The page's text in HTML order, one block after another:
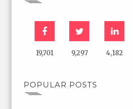
19,701 9,297 4,182
POPULAR POSTS